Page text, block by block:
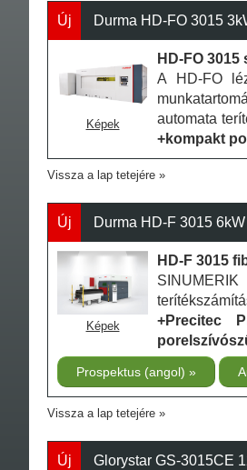
Új Durma HD-FO 3015
Képek
HD-FO
A HD-FO
automata
+kompakt
Vissza a lap tetejére
Új Durma HD-F 3015
Képek
HD-F 3015
+Precitec
Prospektus (angol)
Vissza a lap tetejére
Új Glorystar GS-3015CE